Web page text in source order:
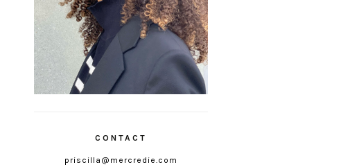
CONTACT
priscilla@mercredie.com